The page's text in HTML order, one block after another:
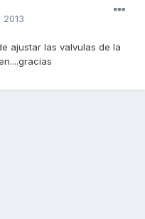
ajustar las valvulas de la